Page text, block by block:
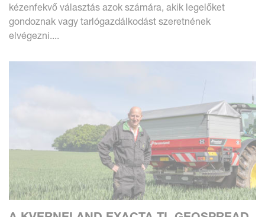
kézenfekvő választás azok számára, akik legelőket
gondoznak vagy tarlógazdálkodást szeretnének
elvégezni....